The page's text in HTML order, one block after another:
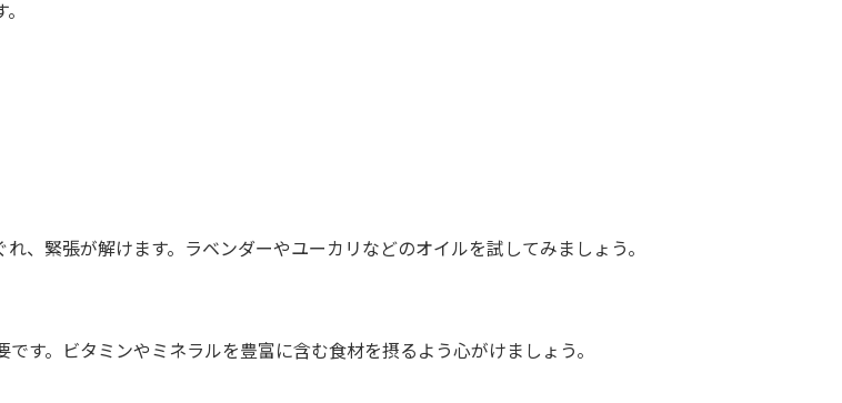
、緊張が解けます。ラベンダーやユーカリなどのオイルを試してみましょう。
す。ビタミンやミネラルを豊富に含む食材を摂るよう心がけましょう。